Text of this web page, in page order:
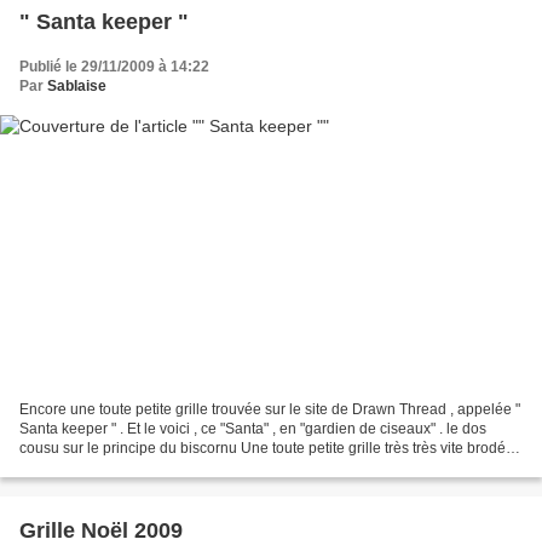
" Santa keeper "
Publié le 29/11/2009 à 14:22
Par Sablaise
Encore une toute petite grille trouvée sur le site de Drawn Thread , appelée "
Santa keeper " . Et le voici , ce "Santa" , en "gardien de ciseaux" . le dos
cousu sur le principe du biscornu Une toute petite grille très très vite brodée .
Grille Noël 2009